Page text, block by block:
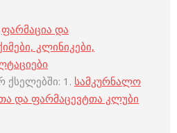
ფარმაცია და
კლინიკები,
1. სამკურნალო
და ფარმაცევტთა კლუბი